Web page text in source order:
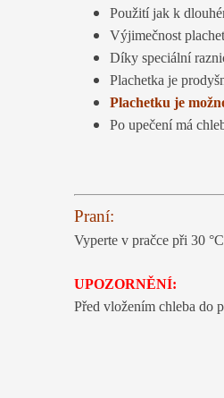
Použití jak k
Výjimečnost
Díky speciální
Plachetka je
Plachetku je
Po upečení má
Praní:
Vyperte v pračce při 30
UPOZORNĚNÍ:
Před vložením chleba do